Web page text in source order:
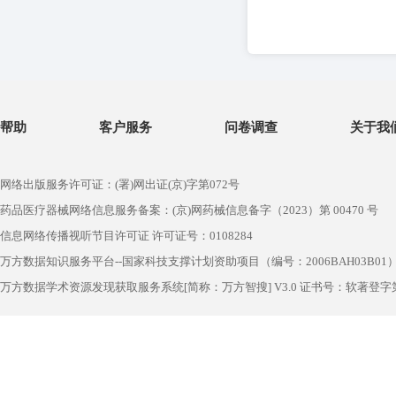
帮助 客户服务 问卷调查 关于我
网络出版服务许可证：(署)网出证(京)字第072号
药品医疗器械网络信息服务备案：(京)网药械信息备字（2023）第 00470 号
信息网络传播视听节目许可证 许可证号：0108284
万方数据知识服务平台--国家科技支撑计划资助项目（编号：2006BAH03B01
万方数据学术资源发现获取服务系统[简称：万方智搜] V3.0 证书号：软著登字